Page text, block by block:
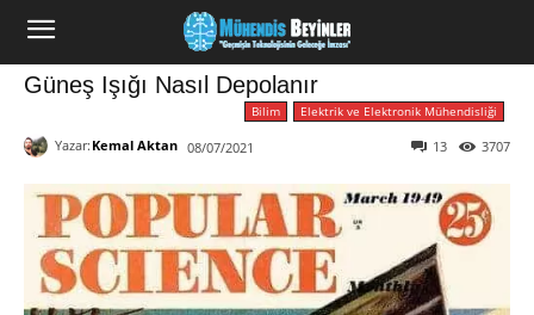
Güneş Işığı Nasıl Depolanır
Bilim Elektrik ve Elektronik Mühendisliği
Yazar: Kemal Aktan 08/07/2021 3707
13